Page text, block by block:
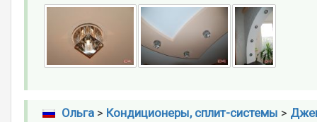
Ольга> Кондиционеры, сплит-системы >